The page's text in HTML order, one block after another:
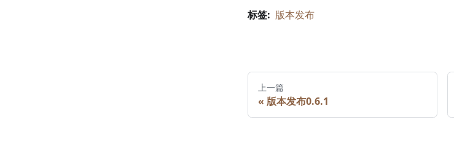
标签: 版本发布
上一篇
« 版本发布0.6.1